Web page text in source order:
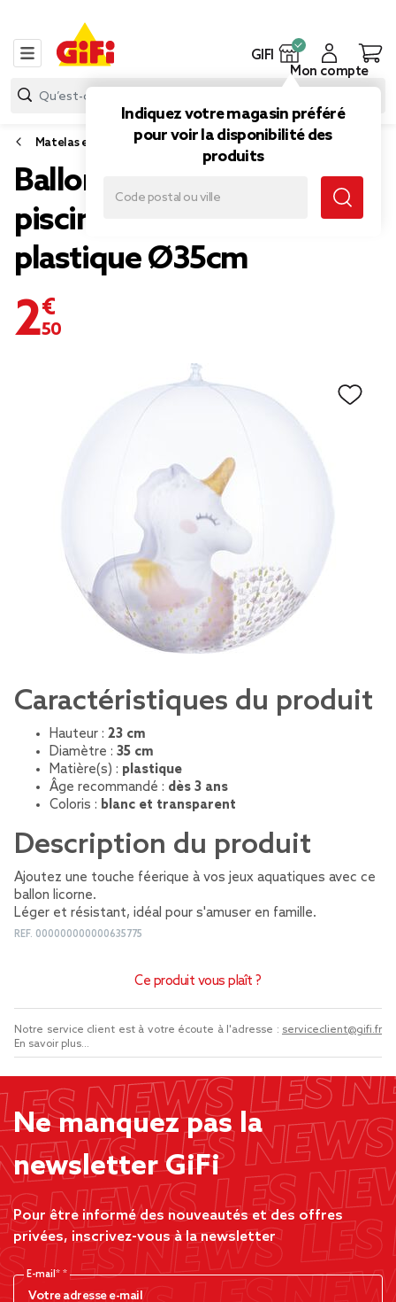
GIFI
Indiquez votre magasin préféré
pour voir la disponibilité des
produits
Mon compte
Matelas et bouée
Ballon gonflable pour
piscine avec licorne en
plastique Ø35cm
2,50 €
Caractéristiques du produit
Hauteur : 23 cm
Diamètre : 35 cm
Matière(s) : plastique
Âge recommandé : dès 3 ans
Coloris : blanc et transparent
Description du produit
Ajoutez une touche féerique à vos jeux aquatiques avec ce
ballon licorne.
Léger et résistant, idéal pour s'amuser en famille.
REF. 000000000000635775
Ce produit vous plaît ?
Notre service client est à votre écoute à l'adresse : serviceclient@gifi.fr
En savoir plus...
Ne manquez pas la
newsletter GiFi
Pour être informé des nouveautés et des offres
privées, inscrivez-vous à la newsletter
E-mail*